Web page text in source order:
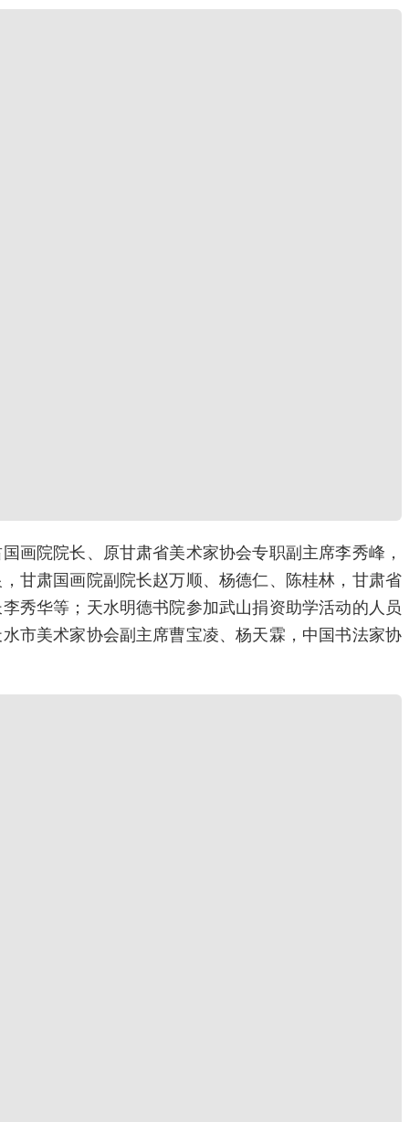
画院院长、原甘肃省美术家协会专职副主席李秀峰，
甘肃国画院副院长赵万顺、杨德仁、陈桂林，甘肃省
秀华等；天水明德书院参加武山捐资助学活动的人员
市美术家协会副主席曹宝凌、杨天霖，中国书法家协